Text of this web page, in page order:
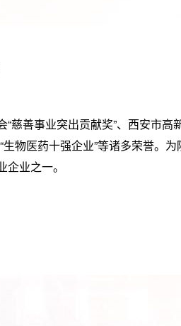
慈善事业突出贡献奖”、西安市高
物医药十强企业”等诸多荣誉。为
业之一。